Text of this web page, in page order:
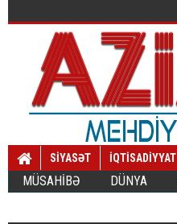
SİYASƏT İQTİSADİYYAT
MÜSAHİBƏ DÜNYA